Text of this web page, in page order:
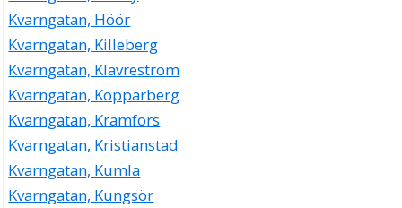
Kvarngatan, Höör
Kvarngatan, Killeberg
Kvarngatan, Klavreström
Kvarngatan, Kopparberg
Kvarngatan, Kramfors
Kvarngatan, Kristianstad
Kvarngatan, Kumla
Kvarngatan, Kungsör